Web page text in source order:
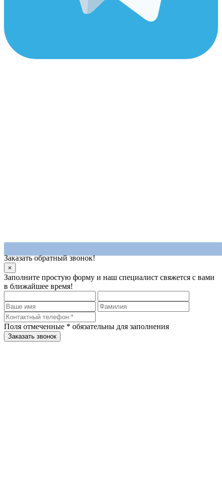
Заказать обратный звонок!
×
Заполните простую форму и наш специалист свяжется с вами
в ближайшее время!
Поля отмеченные * обязательны для заполнения